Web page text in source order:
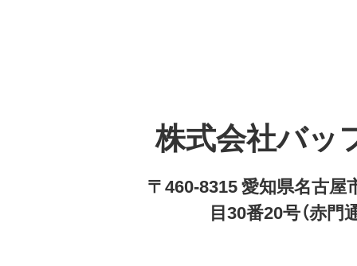
株式会社バッ
〒460-8315 愛知県名古屋
目30番20号（赤門